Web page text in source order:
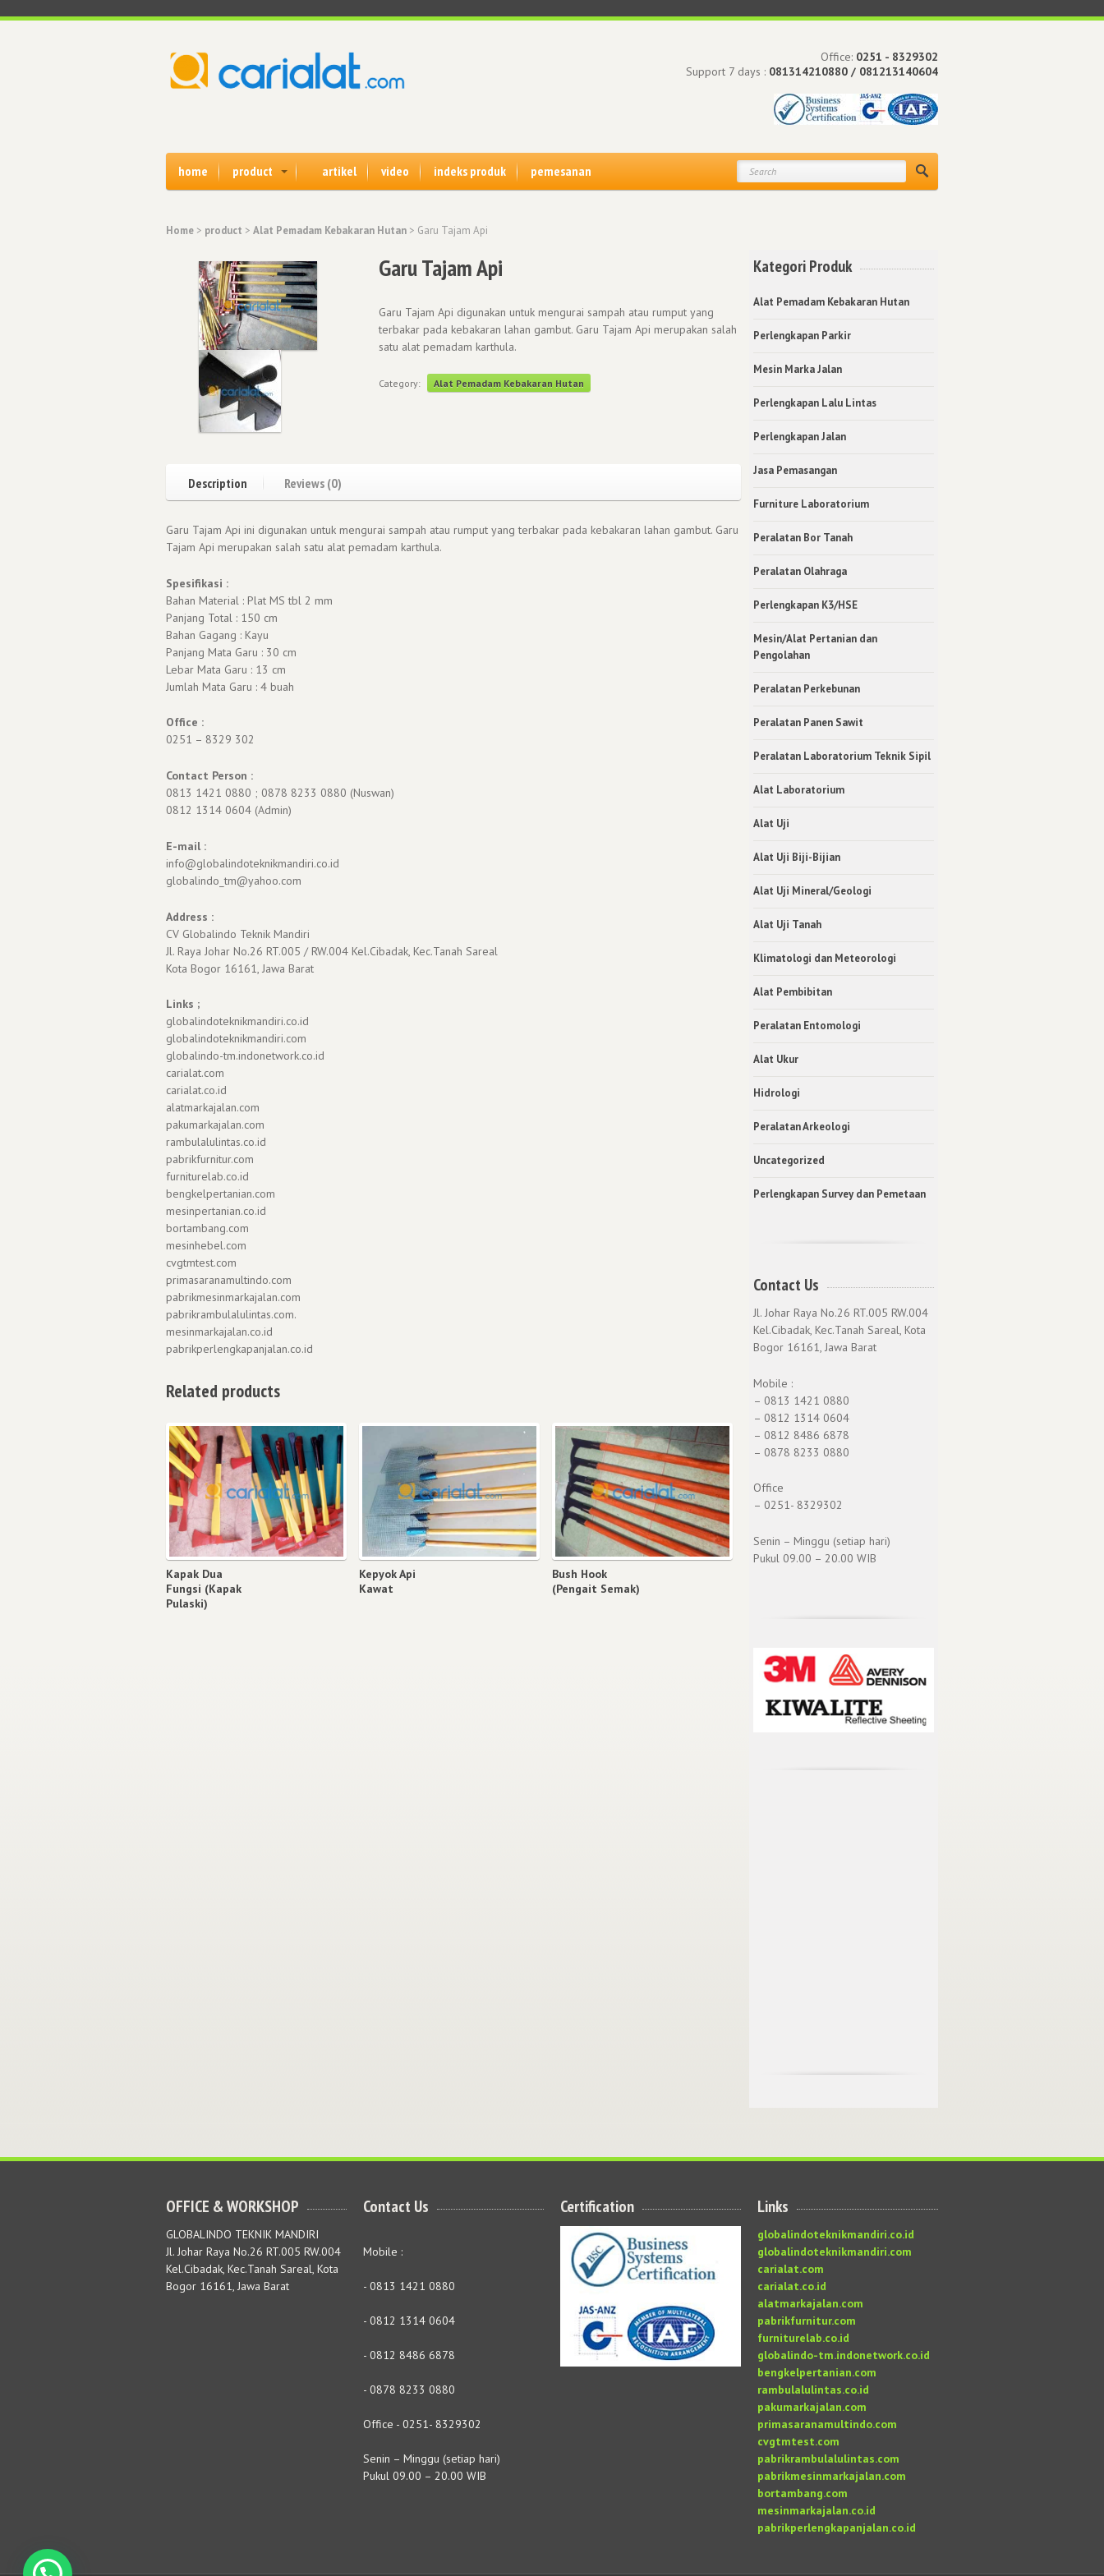
Office: 0251 - 8329302
Support 7 days : 081314210880 / 081213140604
home product artikel video indeks produk pemesanan
Home > product > Alat Pemadam Kebakaran Hutan > Garu Tajam Api
Garu Tajam Api
Garu Tajam Api digunakan untuk mengurai sampah atau rumput yang
terbakar pada kebakaran lahan gambut. Garu Tajam Api merupakan salah
satu alat pemadam karthula.
Category: Alat Pemadam Kebakaran Hutan
Description Reviews (0)
Garu Tajam Api ini digunakan untuk mengurai sampah atau rumput yang terbakar pada kebakaran lahan gambut. Garu
Tajam Api merupakan salah satu alat pemadam karthula.
Spesifikasi :
Bahan Material : Plat MS tbl 2 mm
Panjang Total : 150 cm
Bahan Gagang : Kayu
Panjang Mata Garu : 30 cm
Lebar Mata Garu : 13 cm
Jumlah Mata Garu : 4 buah
Office :
0251 – 8329 302
Contact Person :
0813 1421 0880 ; 0878 8233 0880 (Nuswan)
0812 1314 0604 (Admin)
E-mail :
info@globalindoteknikmandiri.co.id
globalindo_tm@yahoo.com
Address :
CV Globalindo Teknik Mandiri
Jl. Raya Johar No.26 RT.005 / RW.004 Kel.Cibadak, Kec.Tanah Sareal
Kota Bogor 16161, Jawa Barat
Links ;
globalindoteknikmandiri.co.id
globalindoteknikmandiri.com
globalindo-tm.indonetwork.co.id
carialat.com
carialat.co.id
alatmarkajalan.com
pakumarkajalan.com
rambulalulintas.co.id
pabrikfurnitur.com
furniturelab.co.id
bengkelpertanian.com
mesinpertanian.co.id
bortambang.com
mesinhebel.com
cvgtmtest.com
primasaranamultindo.com
pabrikmesinmarkajalan.com
pabrikrambulalulintas.com.
mesinmarkajalan.co.id
pabrikperlengkapanjalan.co.id
Related products
Kapak Dua
Fungsi (Kapak
Pulaski)
Kepyok Api
Kawat
Bush Hook
(Pengait Semak)
Kategori Produk
Alat Pemadam Kebakaran Hutan
Perlengkapan Parkir
Mesin Marka Jalan
Perlengkapan Lalu Lintas
Perlengkapan Jalan
Jasa Pemasangan
Furniture Laboratorium
Peralatan Bor Tanah
Peralatan Olahraga
Perlengkapan K3/HSE
Mesin/Alat Pertanian dan
Pengolahan
Peralatan Perkebunan
Peralatan Panen Sawit
Peralatan Laboratorium Teknik Sipil
Alat Laboratorium
Alat Uji
Alat Uji Biji-Bijian
Alat Uji Mineral/Geologi
Alat Uji Tanah
Klimatologi dan Meteorologi
Alat Pembibitan
Peralatan Entomologi
Alat Ukur
Hidrologi
Peralatan Arkeologi
Uncategorized
Perlengkapan Survey dan Pemetaan
Contact Us
Jl. Johar Raya No.26 RT.005 RW.004
Kel.Cibadak, Kec.Tanah Sareal, Kota
Bogor 16161, Jawa Barat
Mobile :
– 0813 1421 0880
– 0812 1314 0604
– 0812 8486 6878
– 0878 8233 0880
Office
– 0251- 8329302
Senin – Minggu (setiap hari)
Pukul 09.00 – 20.00 WIB
OFFICE & WORKSHOP
GLOBALINDO TEKNIK MANDIRI
Jl. Johar Raya No.26 RT.005 RW.004
Kel.Cibadak, Kec.Tanah Sareal, Kota
Bogor 16161, Jawa Barat
Contact Us
Mobile :
- 0813 1421 0880
- 0812 1314 0604
- 0812 8486 6878
- 0878 8233 0880
Office - 0251- 8329302
Senin – Minggu (setiap hari)
Pukul 09.00 – 20.00 WIB
Certification Links
globalindoteknikmandiri.co.id
globalindoteknikmandiri.com
carialat.com
carialat.co.id
alatmarkajalan.com
pabrikfurnitur.com
furniturelab.co.id
globalindo-tm.indonetwork.co.id
bengkelpertanian.com
rambulalulintas.co.id
pakumarkajalan.com
primasaranamultindo.com
cvgtmtest.com
pabrikrambulalulintas.com
pabrikmesinmarkajalan.com
bortambang.com
mesinmarkajalan.co.id
pabrikperlengkapanjalan.co.id